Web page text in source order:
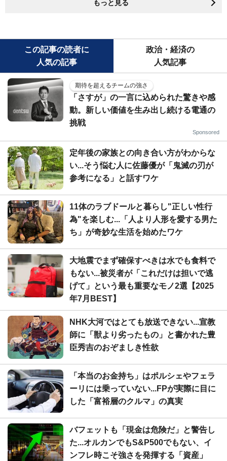
もっと見る
この記事の読者に
人気の記事
政治・経済の
人気記事
期待を超えるチームの強さ
「さすが」の一言に込められた驚きや感
動。新しい価値を生み出し続ける電通の
挑戦
Sponsored
定年後の家族との向き合い方がわからな
い...そう悩む人に佐藤優が「鬼滅の刃が
参考になる」と話すワケ
11体のラブドールと暮らし"正しい性行
為"を楽しむ...「人より人形を愛する男た
ち」が奇妙な生活を始めたワケ
大地震でまず確保すべきは水でも食料で
もない...被災者が「これだけは担いで逃
げて」という最も重要なモノ2選【2025
年7月BEST】
NHK大河ではとても放送できない...宣教
師に「獣より劣ったもの」と書かれた豊
臣秀吉のおぞましき性欲
「本当のお金持ち」はポルシェやフェラ
ーリには乗っていない...FPが実際に目に
した「富裕層のクルマ」の真実
バフェットも「現金は危険だ」と警告し
た...オルカンでもS&P500でもない、イ
ンフレ時こそ強さを発揮する「資産」